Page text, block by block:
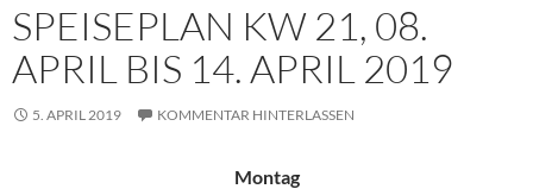
SPEISEPLAN KW 21, 08.
APRIL BIS 14. APRIL 2019
5. APRIL 2019 KOMMENTAR HINTERLASSEN
Montag